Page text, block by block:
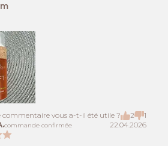
commentaire vous a-t-il été utile ? 2 1
commande confirmée 22.04.2026